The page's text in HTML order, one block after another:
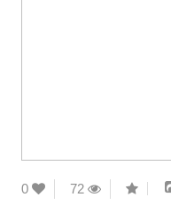
0 72